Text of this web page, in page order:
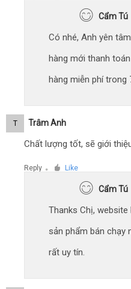
Cẩm Tú
Có nhé, Anh yên
hàng mới thanh
hàng miễn phí trong
T Trâm Anh
Chất lượng tốt, sẽ giới
Reply ● Like
Cẩm Tú
Thanks Chị,
sản phẩm bán chạy
rất uy tín.